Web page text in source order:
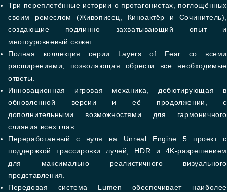
Три переплетённые истории о протагонистах, поглощённых
своим ремеслом (Живописец, Киноактёр и Сочинитель),
создающие подлинно захватывающий опыт и
многоуровневый сюжет.
Полная коллекция серии Layers of Fear со всеми
расширениями, позволяющая обрести все необходимые
ответы.
Инновационная игровая механика, дебютирующая в
обновленной версии и её продолжении, с
дополнительными возможностями для гармоничного
слияния всех глав.
Переработанный с нуля на Unreal Engine 5 проект с
поддержкой трассировки лучей, HDR и 4K-разрешением
для максимально реалистичного визуального
представления.
Передовая система Lumen обеспечивает наиболее